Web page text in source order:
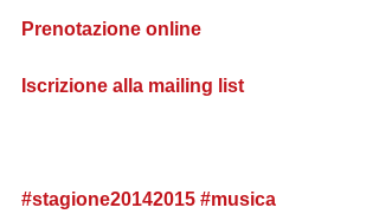
Prenotazione online
Iscrizione alla mailing list
#stagione20142015 #musica